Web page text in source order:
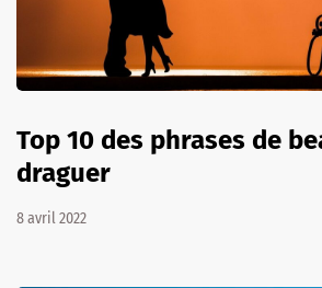
Top 10 des phrases de
draguer
8 avril 2022